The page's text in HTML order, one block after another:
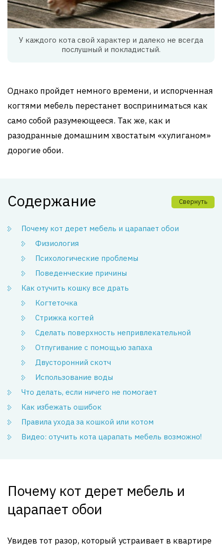
У каждого кота свой характер и далеко не всегда
послушный и покладистый.
Однако пройдет немного времени, и испорченная
когтями мебель перестанет восприниматься как
само собой разумеющееся. Так же, как и
разодранные домашним хвостатым «хулиганом»
дорогие обои.
Содержание Свернуть
Почему кот дерет мебель и царапает обои
Физиология
Психологические проблемы
Поведенческие причины
Как отучить кошку все драть
Когтеточка
Стрижка когтей
Сделать поверхность непривлекательной
Отпугивание с помощью запаха
Двусторонний скотч
Использование воды
Что делать, если ничего не помогает
Как избежать ошибок
Правила ухода за кошкой или котом
Видео: отучить кота царапать мебель возможно!
Почему кот дерет мебель и
царапает обои
Увидев тот разор, который устраивает в квартире